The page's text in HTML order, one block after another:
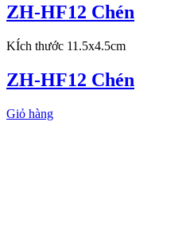
ZH-HF12 Chén
KÍch thước 11.5x4.5cm
ZH-HF12 Chén
Giỏ hàng